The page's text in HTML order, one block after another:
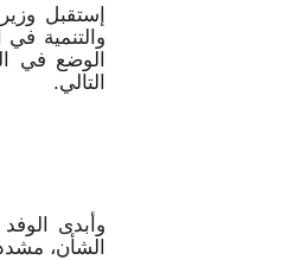
إستقبل
والتنمية
الوضع في
التالي.
وأبدى
الشأن،